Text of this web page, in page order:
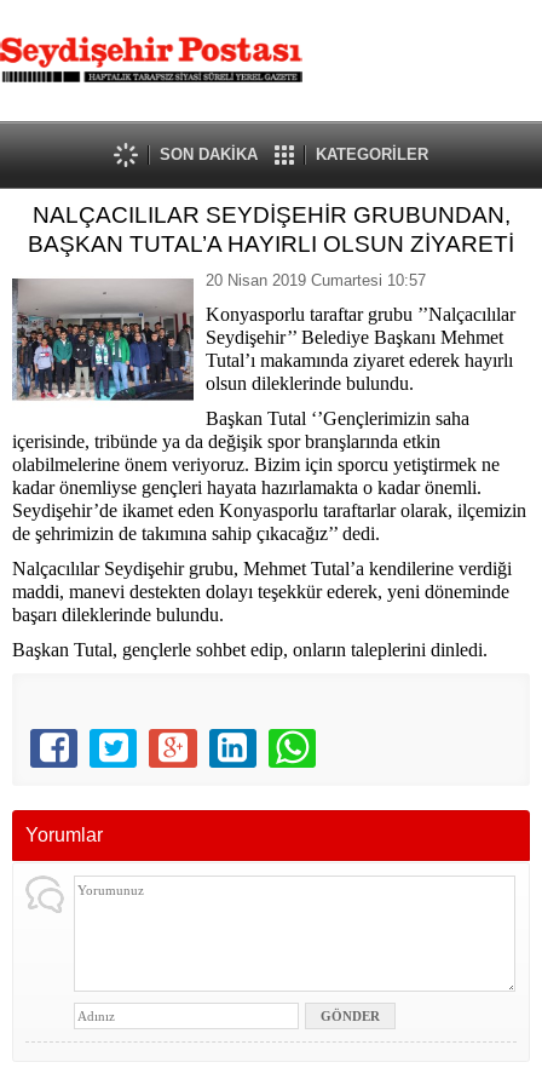
SON DAKİKA KATEGORİLER
NALÇACILILAR SEYDİŞEHİR GRUBUNDAN,
BAŞKAN TUTAL’A HAYIRLI OLSUN ZİYARETİ
20 Nisan 2019 Cumartesi 10:57
Konyasporlu taraftar grubu ’’Nalçacılılar
Seydişehir’’ Belediye Başkanı Mehmet
Tutal’ı makamında ziyaret ederek hayırlı
olsun dileklerinde bulundu.
Başkan Tutal ‘’Gençlerimizin saha
içerisinde, tribünde ya da değişik spor branşlarında etkin
olabilmelerine önem veriyoruz. Bizim için sporcu yetiştirmek ne
kadar önemliyse gençleri hayata hazırlamakta o kadar önemli.
Seydişehir’de ikamet eden Konyasporlu taraftarlar olarak, ilçemizin
de şehrimizin de takımına sahip çıkacağız’’ dedi.
Nalçacılılar Seydişehir grubu, Mehmet Tutal’a kendilerine verdiği
maddi, manevi destekten dolayı teşekkür ederek, yeni döneminde
başarı dileklerinde bulundu.
Başkan Tutal, gençlerle sohbet edip, onların taleplerini dinledi.
Yorumlar